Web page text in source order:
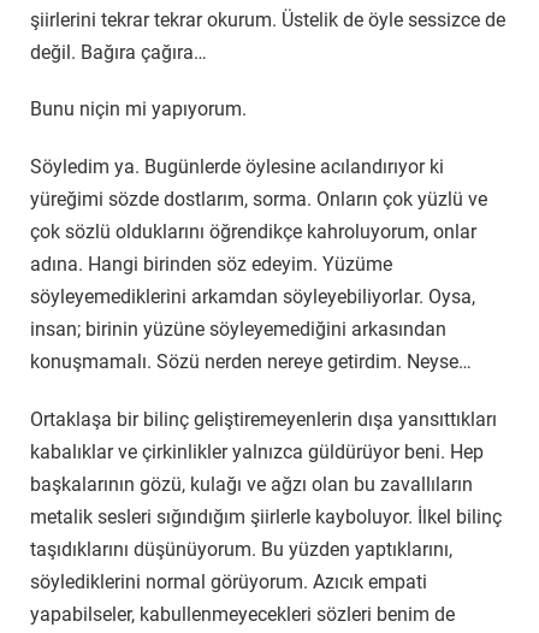
şiirlerini tekrar tekrar okurum. Üstelik de öyle sessizce de
değil. Bağıra çağıra…
Bunu niçin mi yapıyorum.
Söyledim ya. Bugünlerde öylesine acılandırıyor ki
yüreğimi sözde dostlarım, sorma. Onların çok yüzlü ve
çok sözlü olduklarını öğrendikçe kahroluyorum, onlar
adına. Hangi birinden söz edeyim. Yüzüme
söyleyemediklerini arkamdan söyleyebiliyorlar. Oysa,
insan; birinin yüzüne söyleyemediğini arkasından
konuşmamalı. Sözü nerden nereye getirdim. Neyse…
Ortaklaşa bir bilinç geliştiremeyenlerin dışa yansıttıkları
kabalıklar ve çirkinlikler yalnızca güldürüyor beni. Hep
başkalarının gözü, kulağı ve ağzı olan bu zavallıların
metalik sesleri sığındığım şiirlerle kayboluyor. İlkel bilinç
taşıdıklarını düşünüyorum. Bu yüzden yaptıklarını,
söylediklerini normal görüyorum. Azıcık empati
yapabilseler, kabullenmeyecekleri sözleri benim de